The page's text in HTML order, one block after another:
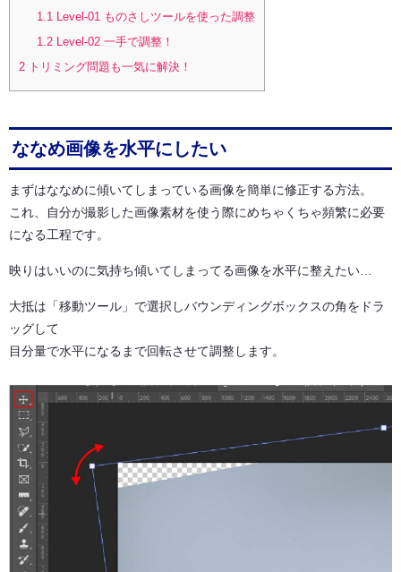
1.1Level-01 ものさしツールを使った調整
1.2Level-02 一手で調整！
2 トリミング問題も一気に解決！
ななめ画像を水平にしたい
まずはななめに傾いてしまっている画像を簡単に修正する方法。
これ、自分が撮影した画像素材を使う際にめちゃくちゃ頻繁に必要
になる工程です。
映りはいいのに気持ち傾いてしまってる画像を水平に整えたい…
大抵は「移動ツール」で選択しバウンディングボックスの角をドラ
ッグして
目分量で水平になるまで回転させて調整します。